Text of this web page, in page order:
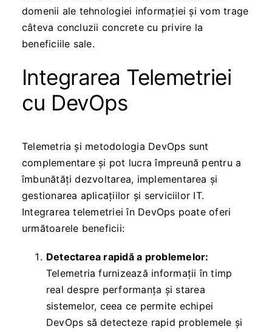
domenii ale tehnologiei informației și vom trage
câteva concluzii concrete cu privire la
beneficiile sale.
Integrarea Telemetriei
cu DevOps
Telemetria și metodologia DevOps sunt
complementare și pot lucra împreună pentru a
îmbunătăți dezvoltarea, implementarea și
gestionarea aplicațiilor și serviciilor IT.
Integrarea telemetriei în DevOps poate oferi
următoarele beneficii:
Detectarea rapidă a problemelor:
Telemetria furnizează informații în timp
real despre performanța și starea
sistemelor, ceea ce permite echipei
DevOps să detecteze rapid problemele și